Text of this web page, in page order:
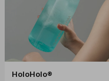
購買須知
商品須知
1. 產品因拍攝關係顏色
2. 商品情境照為示意用
HoloHolo®